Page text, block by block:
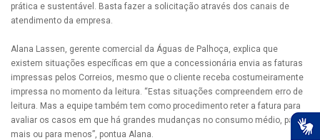
prática e sustentável. Basta fazer a solicitação através dos canais de
atendimento da empresa.
Alana Lassen, gerente comercial da Águas de Palhoça, explica que
existem situações específicas em que a concessionária envia as faturas
impressas pelos Correios, mesmo que o cliente receba costumeiramente
impressa no momento da leitura. “Estas situações compreendem erro de
leitura. Mas a equipe também tem como procedimento reter a fatura para
avaliar os casos em que há grandes mudanças no consumo médio, para
mais ou para menos”, pontua Alana.